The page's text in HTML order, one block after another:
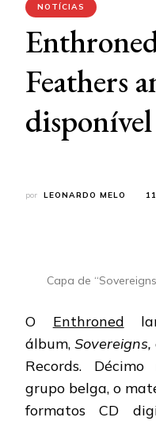
NOTÍCIAS
Feathers
por LEONARDO MELO
Capa de
O Enthroned
álbum, Sovereigns,
Records.
grupo belga, o
formatos CD